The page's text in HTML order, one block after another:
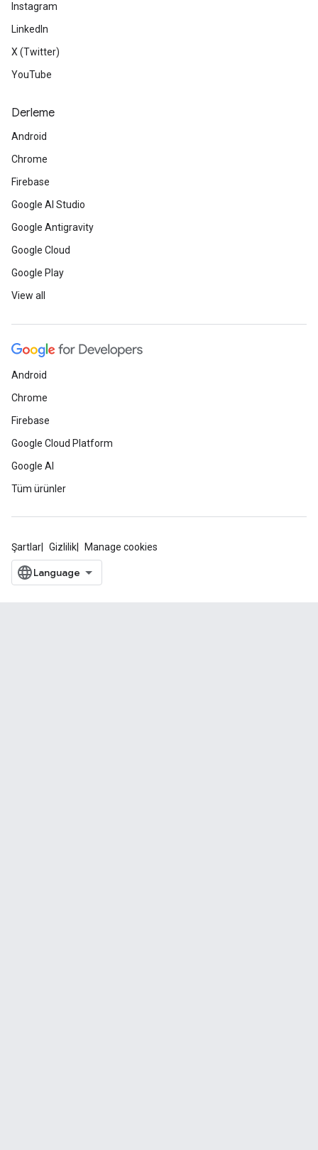
Instagram
LinkedIn
X (Twitter)
YouTube
Derleme
Android
Chrome
Firebase
Google AI Studio
Google Antigravity
Google Cloud
Google Play
View all
Android
Chrome
Firebase
Google Cloud Platform
Google AI
Tüm ürünler
Şartlar Gizlilik Manage cookies